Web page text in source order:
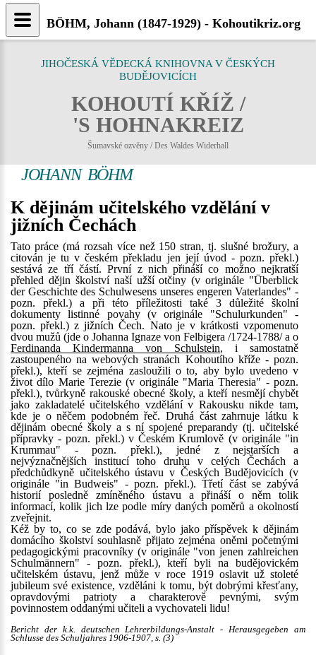
JIHOČESKÁ VĚDECKÁ KNIHOVNA V ČESKÝCH
BUDĚJOVICÍCH
KOHOUTÍ KŘÍŽ /
'S HOHNAKREIZ
Šumavské ozvěny / Des Waldes Widerhall
JOHANN BÖHM
K dějinám učitelského vzdělání v
jižních Čechách
Tato práce (má rozsah více než 150 stran, tj. slušné brožury, a
citován je tu v českém překladu jen její úvod - pozn. překl.)
sestává ze tří částí. První z nich přináší co možno nejkratší
přehled dějin školství naší užší otčiny (v originále "Überblick
der Geschichte des Schulwesens unseres engeren Vaterlandes" -
pozn. překl.) a při této příležitosti také 3 důležité školní
dokumenty listinné povahy (v originále "Schulurkunden" -
pozn. překl.) z jižních Čech. Nato je v krátkosti vzpomenuto
dvou mužů (jde o Johanna Ignaze von Felbigera /1724-1788/ a o
Ferdinanda Kindermanna von Schulstein, i samostatně
zastoupeného na webových stranách Kohoutího kříže - pozn.
překl.), kteří se zejména zasloužili o to, aby bylo uvedeno v
život dílo Marie Terezie (v originále "Maria Theresia" - pozn.
překl.), tvůrkyně rakouské obecné školy, a kteří nesmějí chybět
jako zakladatelé učitelského vzdělání v Rakousku nikde tam,
kde je o něčem podobném řeč. Druhá část zahrnuje látku k
dějinám obecné školy a s ní spojené preparandy (tj. učitelské
přípravky - pozn. překl.) v Českém Krumlově (v originále "in
Krummau" - pozn. překl.), jedné z nejstarších a
nejvýznačnějších institucí toho druhu v celých Čechách a
předchůdkyně učitelského ústavu v Českých Budějovicích (v
originále "in Budweis" - pozn. překl.). Třetí část se zabývá
historií posledně zmíněného ústavu a přináší o něm tolik
informací, kolik jich lze podle míry daných poměrů a okolností
zveřejnit.
Kéž by to, co se zde podává, bylo jako příspěvek k dějinám
domácího školství souhlasně přijato zejména oněmi početnými
pedagogickými pracovníky (v originále "von jenen zahlreichen
Schulmännern" - pozn. překl.), kteří byli na budějovickém
učitelském ústavu, jenž může v roce 1919 oslavit už stoleté
jubileum své existence, vzděláni k tomu, být dobrými křesťany,
opravdovými patrioty a charakterově pevnými, svým
povinnostem oddanými učiteli a vychovateli lidu!
Bericht der k.k. deutschen Lehrerbildungs-Anstalt - Herausgegeben am
Schlusse des Schuljahres 1906-1907, s. (3)
BÖHM, Johann (1847-1929) - Kohoutikriz.org